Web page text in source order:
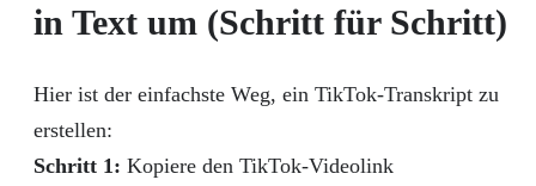
in Text um (Schritt für Schritt)
Hier ist der einfachste Weg, ein TikTok-Transkript zu
erstellen:
Schritt 1: Kopiere den TikTok-Videolink